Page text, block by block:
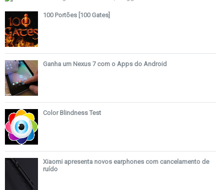
100 Portões [100 Gates]
Ganha um Nexus 7 com o Apps do Android
Color Blindness Test
Xiaomi apresenta novos earphones com cancelamento de
ruído